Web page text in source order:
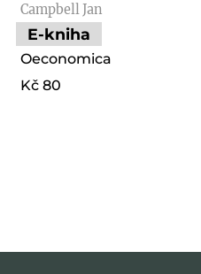
Campbell Jan
E-kniha
Oeconomica
Kč 80